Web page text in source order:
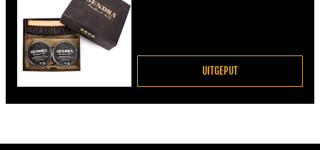
UITGEPUT